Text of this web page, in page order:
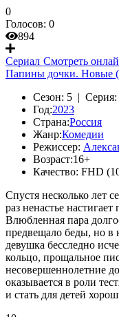
0
Голосов: 0
894
Сериал Смотреть
Папины дочки. Новые
Сезон: 5 | Серия:
Год:2023
Страна:Россия
Жанр:Комедии
Режиссер:
Возраст:16+
Качество: FHD
Спустя несколько лет
раз ненастье
Влюбленная пара
предвещало беды, но в
девушка бесследно
кольцо, прощальное
несовершеннолетние
оказывается в роли
и стать для детей